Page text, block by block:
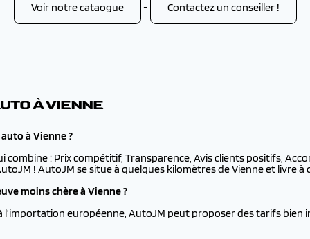
Voir notre cataogue - Contactez un conseiller !
À VIENNE
à Vienne ?
combine : Prix compétitif, Transparence, Avis clients positifs,
! AutoJM se situe à quelques kilomètres de Vienne et livre à
moins chère à Vienne ?
l’importation européenne, AutoJM peut proposer des tarifs bien